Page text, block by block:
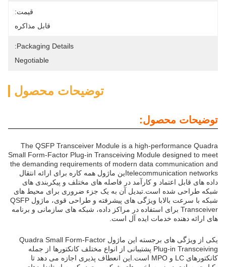
قیمت:
قابل مذاکره
Packaging Details:
Negotiable
توضیحات محصول
توضیحات محصول:
The QSFP Transceiver Module is a high-performance Quadra
Small Form-Factor Plug-in Transceiving Module designed to meet
the demanding requirements of modern data communication and
telecommunication networksاین ماژول همه کاره برای ارائه انتقال
داده های قابل اعتماد و کارآمد در فاصله های مختلف و پیکربندی های
شبکه طراحی شده است.تبدیل آن به یک جزء ضروری برای محیط های
شبکه با سرعت بالابا ویژگی های پیشرفته و طراحی قوی، ماژول QSFP
Transceiver برای استفاده در مراکز داده، شبکه های سازمانی و برنامه
های ارائه دهنده خدمات ایده آل است.
یکی از ویژگی های برجسته این ماژول Quadra Small Form-Factor
Plug-in Transceiving پشتیبانی از انواع مختلف کانکتورها از جمله
کانکتورهای LC و MPO است.این انعطاف پذیری اجازه می دهد تا